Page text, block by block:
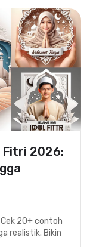
Fitri 2026:
Cek 20+ contoh
realistik. Bikin